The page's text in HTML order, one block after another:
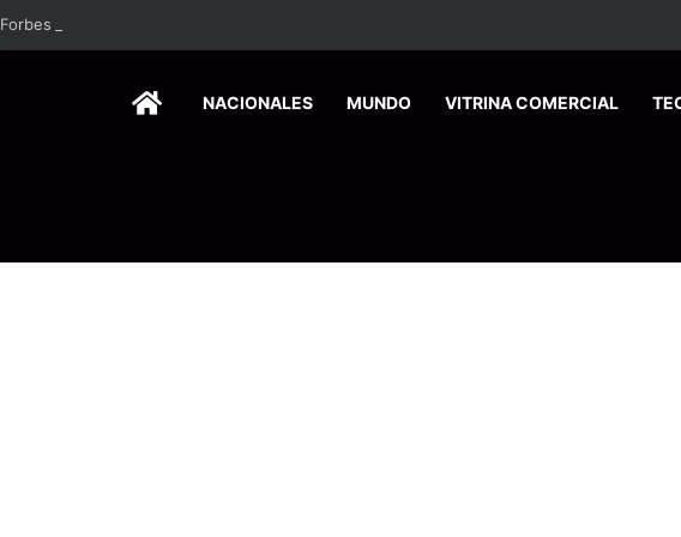
Forbes España dedica edición especial a Costa Rica para promover el turismo europeo
HOMENACIONALES MUNDO VITRINA COMERCIAL